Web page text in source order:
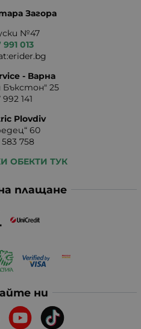
Загора
№47
013
- Варна
Бъкстон" 25
141
Plovdiv
60
758
ОБЕКТИ ТУК
плащане
ни